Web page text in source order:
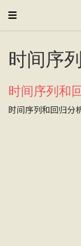
时间序列
时间序列和
时间序列和回归分